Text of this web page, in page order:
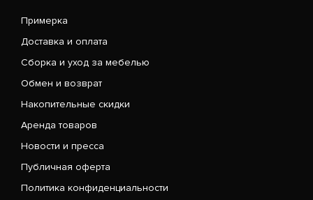
Примерка
Доставка и оплата
Сборка и уход за мебелью
Обмен и возврат
Накопительные скидки
Аренда товаров
Новости и пресса
Публичная оферта
Политика конфиденциальности